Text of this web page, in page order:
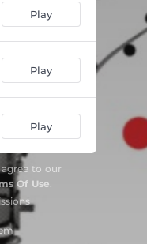
A. Krzanowski – Partita na obój, klarnet i fagot. IV Choral 02:30
W. Widłak – Salve Regina. Alegoria na trio stroikowe 08:41
W. Lutosławski – Trio na obój, klarnet i fagot. I Allegro moderato 03:49
W. Lutosławski – Trio na obój, klarnet i fagot. II Poco adagio 05:23
W. Lutosławski – Trio na obój, klarnet i fagot. III Allegro giocoso (Rondo) 04:03
A. Dobrowolski – Trio na obój, klarnet i fagot. I Allegro vivo
A. Dobrowolski – Trio na obój, klarnet i fagot. II Adagio
Play
Play
Play
to our
Of Use.